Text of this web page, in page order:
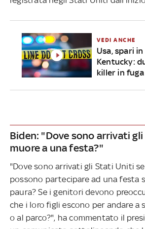
VEDI ANCHE
Usa, spari
Kentucky:
killer in fuga
Biden: "Dove sono arrivati gli
muore a una festa?"
"Dove sono arrivati gli Stati Uniti
possono partecipare ad una festa
paura? Se i genitori devono
che i loro figli escono per andare a
o al parco?", ha commentato il